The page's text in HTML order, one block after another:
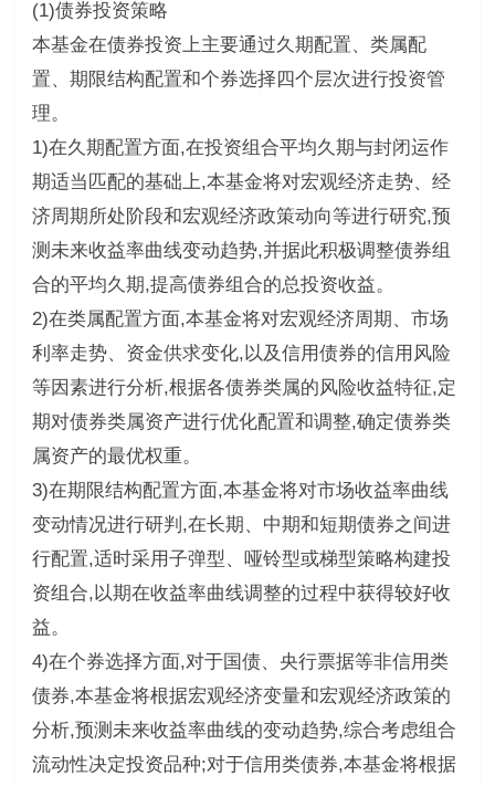
(1)债券投资策略
本基金在债券投资上主要通过久期配置、类属配
置、期限结构配置和个券选择四个层次进行投资管
理。
1)在久期配置方面,在投资组合平均久期与封闭运作
期适当匹配的基础上,本基金将对宏观经济走势、经
济周期所处阶段和宏观经济政策动向等进行研究,预
测未来收益率曲线变动趋势,并据此积极调整债券组
合的平均久期,提高债券组合的总投资收益。
2)在类属配置方面,本基金将对宏观经济周期、市场
利率走势、资金供求变化,以及信用债券的信用风险
等因素进行分析,根据各债券类属的风险收益特征,定
期对债券类属资产进行优化配置和调整,确定债券类
属资产的最优权重。
3)在期限结构配置方面,本基金将对市场收益率曲线
变动情况进行研判,在长期、中期和短期债券之间进
行配置,适时采用子弹型、哑铃型或梯型策略构建投
资组合,以期在收益率曲线调整的过程中获得较好收
益。
4)在个券选择方面,对于国债、央行票据等非信用类
债券,本基金将根据宏观经济变量和宏观经济政策的
分析,预测未来收益率曲线的变动趋势,综合考虑组合
流动性决定投资品种;对于信用类债券,本基金将根据